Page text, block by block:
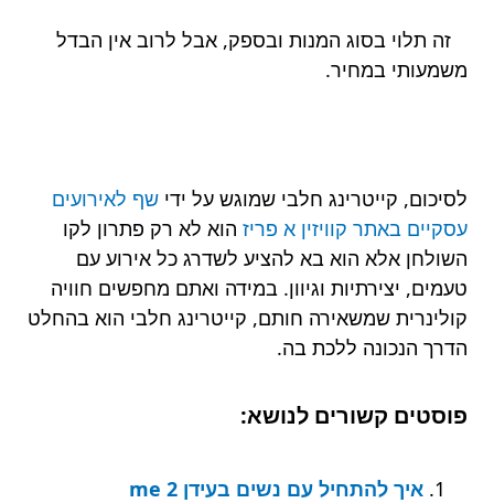
זה תלוי בסוג המנות ובספק, אבל לרוב אין הבדל
משמעותי במחיר.
לסיכום, קייטרינג חלבי שמוגש על ידי שף לאירועים
עסקיים באתר קוויזין א פריז הוא לא רק פתרון לקו
השולחן אלא הוא בא להציע לשדרג כל אירוע עם
טעמים, יצירתיות וגיוון. במידה ואתם מחפשים חוויה
קולינרית שמשאירה חותם, קייטרינג חלבי הוא בהחלט
הדרך הנכונה ללכת בה.
פוסטים קשורים לנושא:
איך להתחיל עם נשים בעידן me 2